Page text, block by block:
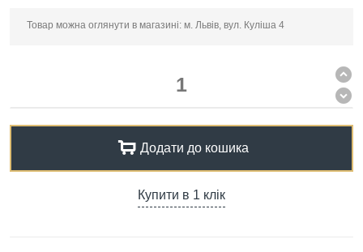
Товар можна оглянути в магазині: м. Львів, вул. Куліша 4
Додати до кошика
Купити в 1 клік